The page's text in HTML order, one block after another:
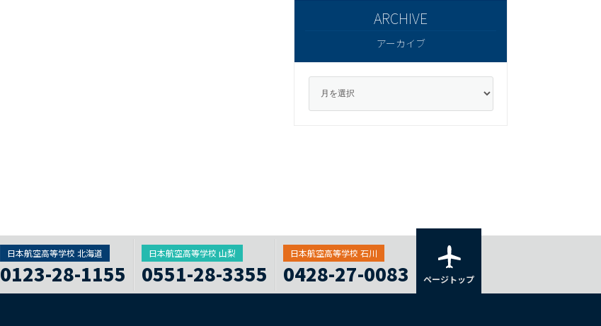
アーカイブ
日本航空高等学校 北海道
0123-28-1155
日本航空高等学校 山梨
0551-28-3355
日本航空高等学校 石川
0428-27-0083 ページトップ